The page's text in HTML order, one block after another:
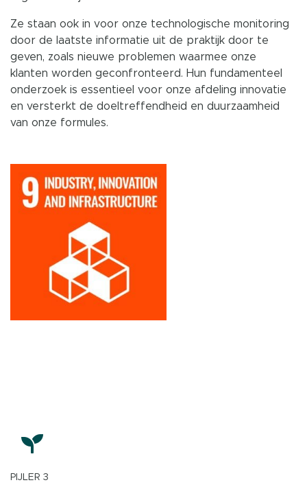
Ze staan ook in voor onze technologische monitoring
door de laatste informatie uit de praktijk door te
geven, zoals nieuwe problemen waarmee onze
klanten worden geconfronteerd. Hun fundamenteel
onderzoek is essentieel voor onze afdeling innovatie
en versterkt de doeltreffendheid en duurzaamheid
van onze formules.
PIJLER 3